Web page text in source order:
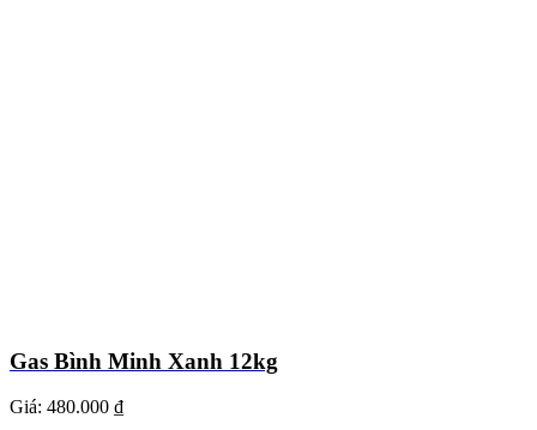
Gas Bình Minh Xanh 12kg
Giá: 480.000 ₫